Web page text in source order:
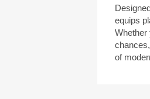
equips
Whether
of